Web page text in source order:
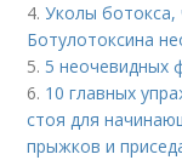
4.Уколы ботокса,
Ботулотоксина
5. 5 неочевидных
6. 10 главных
стоя для
прыжков и